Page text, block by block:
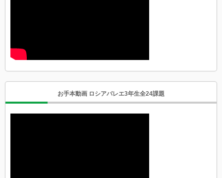
お手本動画 ロシアバレエ3年生全24課題